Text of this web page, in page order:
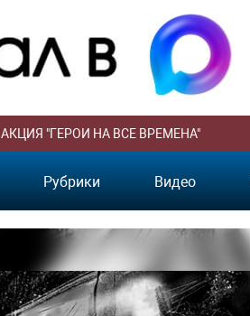
АКЦИЯ "ГЕРОИ НА ВСЕ ВРЕМЕНА"
Рубрики Видео